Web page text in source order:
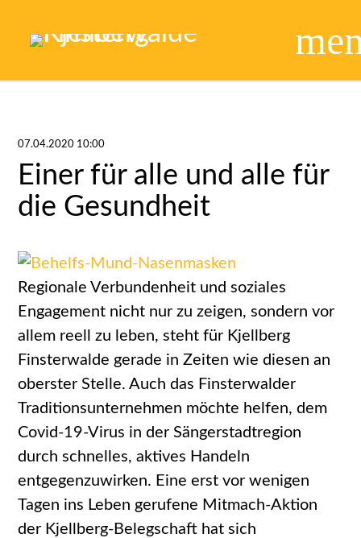
07.04.2020 10:00
Einer für alle und alle für
die Gesundheit
Regionale Verbundenheit und soziales
Engagement nicht nur zu zeigen, sondern vor
allem reell zu leben, steht für Kjellberg
Finsterwalde gerade in Zeiten wie diesen an
oberster Stelle. Auch das Finsterwalder
Traditionsunternehmen möchte helfen, dem
Covid-19-Virus in der Sängerstadtregion
durch schnelles, aktives Handeln
entgegenzuwirken. Eine erst vor wenigen
Tagen ins Leben gerufene Mitmach-Aktion
der Kjellberg-Belegschaft hat sich